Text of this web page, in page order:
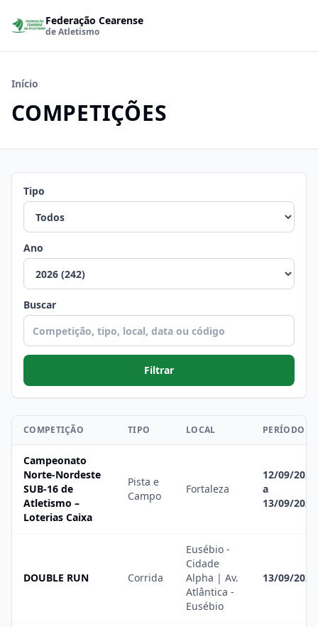
Federação Cearense
de Atletismo
Início
COMPETIÇÕES
Tipo
Ano
Buscar
Filtrar
COMPETIÇÃO TIPO LOCAL PERÍODO
Campeonato
Norte-Nordeste
SUB-16 de
Atletismo –
Loterias Caixa
Pista e
Campo
Fortaleza
12/09/2026
a
13/09/2026
DOUBLE RUN Corrida
Eusébio -
Cidade
Alpha | Av.
Atlântica -
Eusébio
13/09/2026